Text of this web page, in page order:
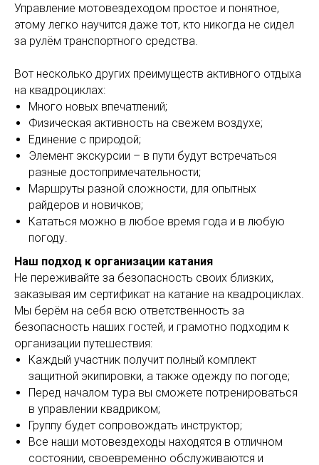
Управление мотовездеходом простое и понятное,
этому легко научится даже тот, кто никогда не сидел
за рулём транспортного средства.
Вот несколько других преимуществ активного отдыха
на квадроциклах:
Много новых впечатлений;
Физическая активность на свежем воздухе;
Единение с природой;
Элемент экскурсии – в пути будут встречаться
разные достопримечательности;
Маршруты разной сложности, для опытных
райдеров и новичков;
Кататься можно в любое время года и в любую
погоду.
Наш подход к организации катания
Не переживайте за безопасность своих близких,
заказывая им сертификат на катание на квадроциклах.
Мы берём на себя всю ответственность за
безопасность наших гостей, и грамотно подходим к
организации путешествия:
Каждый участник получит полный комплект
защитной экипировки, а также одежду по погоде;
Перед началом тура вы сможете потренироваться
в управлении квадриком;
Группу будет сопровождать инструктор;
Все наши мотовездеходы находятся в отличном
состоянии, своевременно обслуживаются и